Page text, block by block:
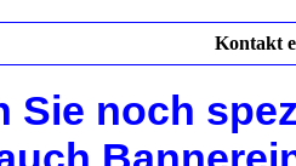
Kontakt
Sie noch